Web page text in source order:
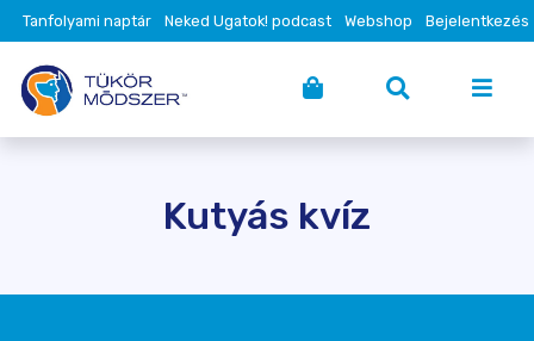
Tanfolyami naptár Neked Ugatok! podcast Webshop Bejelentkezés
Kutyás kvíz